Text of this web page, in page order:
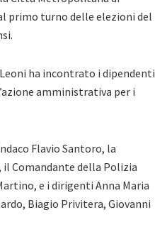
primo turno delle elezioni del
ha incontrato i dipendenti
amministrativa per i
Flavio Santoro, la
il Comandante della Polizia
e i dirigenti Anna Maria
Biagio Privitera, Giovanni